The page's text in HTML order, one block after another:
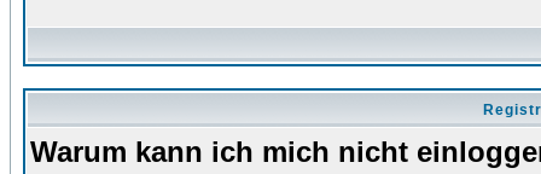
Warum kann ich mich nicht